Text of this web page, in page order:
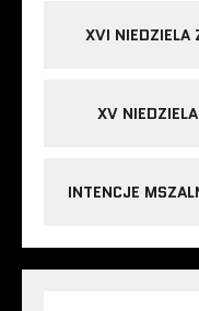
XVI
XV
INTENCJE